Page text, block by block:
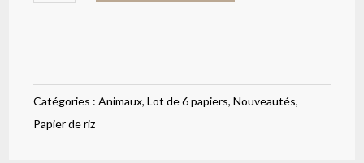
papiers
de
riz
Catégories :Animaux,Lot de 6 papiers,Nouveautés,
Papier de riz